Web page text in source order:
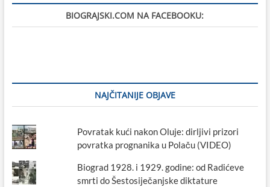
BIOGRAJSKI.COM NA FACEBOOKU:
NAJČITANIJE OBJAVE
Povratak kući nakon Oluje: dirljivi prizori
povratka prognanika u Polaču (VIDEO)
Biograd 1928. i 1929. godine: od Radićeve
smrti do Šestosiječanjske diktature